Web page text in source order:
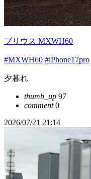
プリウス MXWH60
#MXWH60 #iPhone17pro
夕暮れ
thumb_up 97
comment0
2026/07/21 21:14